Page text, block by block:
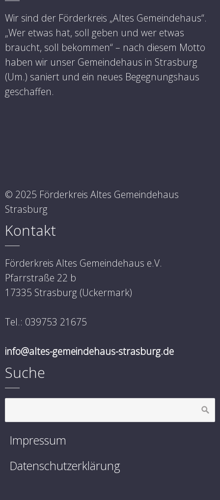
Wir sind der Förderkreis „Altes Gemeindehaus“.
„Wer etwas hat, soll geben und wer etwas
braucht, soll bekommen“ – nach diesem Motto
haben wir unser Gemeindehaus in Strasburg
(Um.) saniert und ein neues Begegnungshaus
geschaffen.
© 2025 Förderkreis Altes Gemeindehaus
Strasburg
Kontakt
Förderkreis Altes Gemeindehaus e.V.
Pfarrstraße 22 b
17335 Strasburg (Uckermark)
Tel.: 039753 21675
info@altes-gemeindehaus-strasburg.de
Suche
Impressum
Datenschutzerklärung